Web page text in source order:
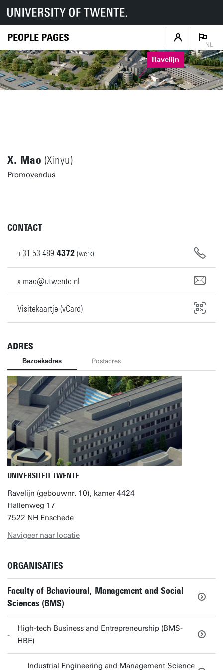
PEOPLE PAGES
NL
Ravelijn
X. Mao (Xinyu)
Promovendus
CONTACT
+31 53 489 4372 (werk)
x.mao@utwente.nl
Visitekaartje (vCard)
ADRES
Bezoekadres Postadres
UNIVERSITEIT TWENTE
Ravelijn (gebouwnr. 10), kamer 4424
Hallenweg 17
7522 NH Enschede
Navigeer naar locatie
ORGANISATIES
Faculty of Behavioural, Management and Social
Sciences (BMS)
High-tech Business and Entrepreneurship (BMS-
HBE)
Industrial Engineering and Management Science